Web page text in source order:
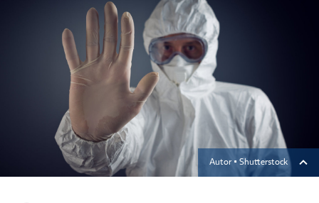
Autor ▪ Shutterstock